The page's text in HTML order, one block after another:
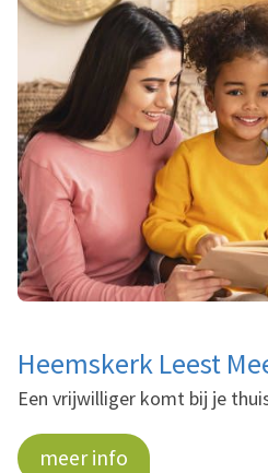
Heemskerk Leest
Een vrijwilliger komt bij je
meer info